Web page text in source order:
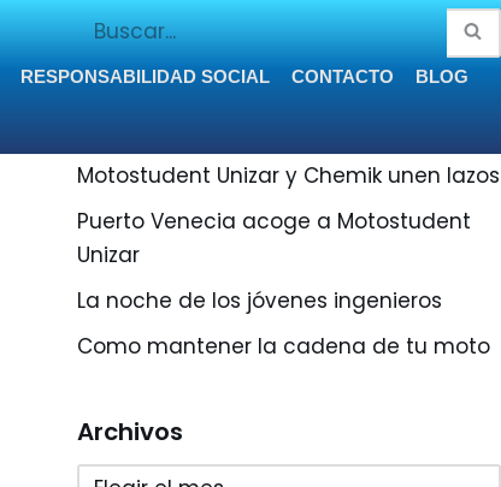
RESPONSABILIDAD SOCIAL CONTACTO BLOG
Motostudent Unizar y Chemik unen lazos
Puerto Venecia acoge a Motostudent
Unizar
La noche de los jóvenes ingenieros
Como mantener la cadena de tu moto
Archivos